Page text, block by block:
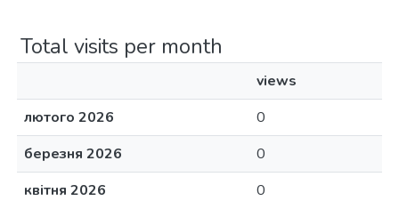
Total visits per month
views
лютого 2026
0
березня 2026
0
квітня 2026
0